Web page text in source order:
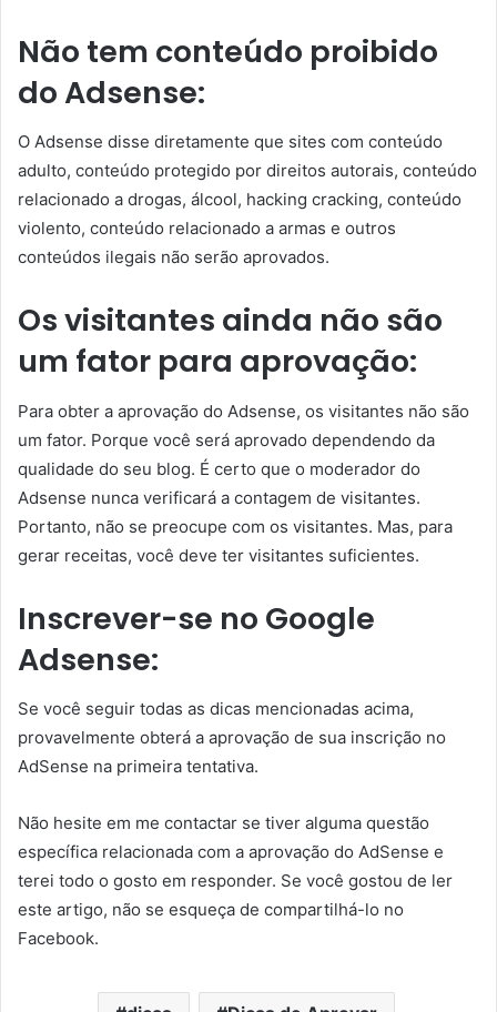
Não tem conteúdo proibido
do Adsense:
O Adsense disse diretamente que sites com conteúdo
adulto, conteúdo protegido por direitos autorais, conteúdo
relacionado a drogas, álcool, hacking cracking, conteúdo
violento, conteúdo relacionado a armas e outros
conteúdos ilegais não serão aprovados.
Os visitantes ainda não são
um fator para aprovação:
Para obter a aprovação do Adsense, os visitantes não são
um fator. Porque você será aprovado dependendo da
qualidade do seu blog. É certo que o moderador do
Adsense nunca verificará a contagem de visitantes.
Portanto, não se preocupe com os visitantes. Mas, para
gerar receitas, você deve ter visitantes suficientes.
Inscrever-se no Google
Adsense:
Se você seguir todas as dicas mencionadas acima,
provavelmente obterá a aprovação de sua inscrição no
AdSense na primeira tentativa.
Não hesite em me contactar se tiver alguma questão
específica relacionada com a aprovação do AdSense e
terei todo o gosto em responder. Se você gostou de ler
este artigo, não se esqueça de compartilhá-lo no
Facebook.